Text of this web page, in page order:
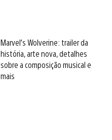
Marvel’s Wolverine: trailer da
história, arte nova, detalhes
sobre a composição musical e
mais